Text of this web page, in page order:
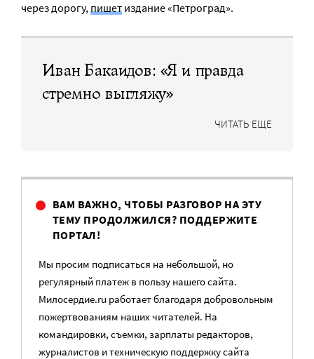
через дорогу,пишет издание «Петроград».
Иван Бакаидов: «Я и правда
стремно выгляжу»
ЧИТАТЬ ЕЩЕ
ВАМ ВАЖНО, ЧТОБЫ РАЗГОВОР НА ЭТУ
ТЕМУ ПРОДОЛЖИЛСЯ? ПОДДЕРЖИТЕ
ПОРТАЛ!
Мы просим подписаться на небольшой, но
регулярный платеж в пользу нашего сайта.
Милосердие.ru работает благодаря добровольным
пожертвованиям наших читателей. На
командировки, съемки, зарплаты редакторов,
журналистов и техническую поддержку сайта